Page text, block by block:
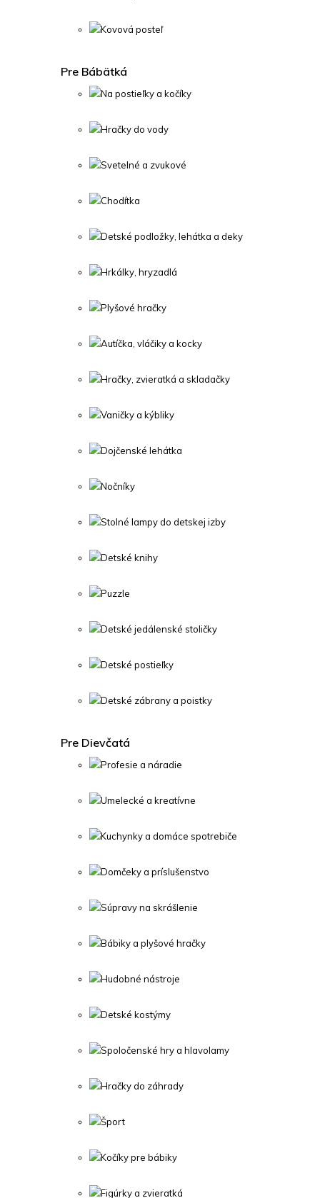
Kovová posteľ
Pre Bábätká
Na postieľky a kočíky
Hračky do vody
Svetelné a zvukové
Chodítka
Detské podložky, lehátka a deky
Hrkálky, hryzadlá
Plyšové hračky
Autíčka, vláčiky a kocky
Hračky, zvieratká a skladačky
Vaničky a kýbliky
Dojčenské lehátka
Nočníky
Stolné lampy do detskej izby
Detské knihy
Puzzle
Detské jedálenské stoličky
Detské postieľky
Detské zábrany a poistky
Pre Dievčatá
Profesie a náradie
Umelecké a kreatívne
Kuchynky a domáce spotrebiče
Domčeky a príslušenstvo
Súpravy na skrášlenie
Bábiky a plyšové hračky
Hudobné nástroje
Detské kostýmy
Spoločenské hry a hlavolamy
Hračky do záhrady
Šport
Kočíky pre bábiky
Figúrky a zvieratká